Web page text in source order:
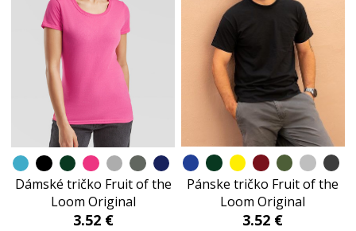
Dámské tričko Fruit of the
Loom Original
3.52 €
Pánske tričko Fruit of the
Loom Original
3.52 €